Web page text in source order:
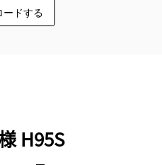
ードする
H95S